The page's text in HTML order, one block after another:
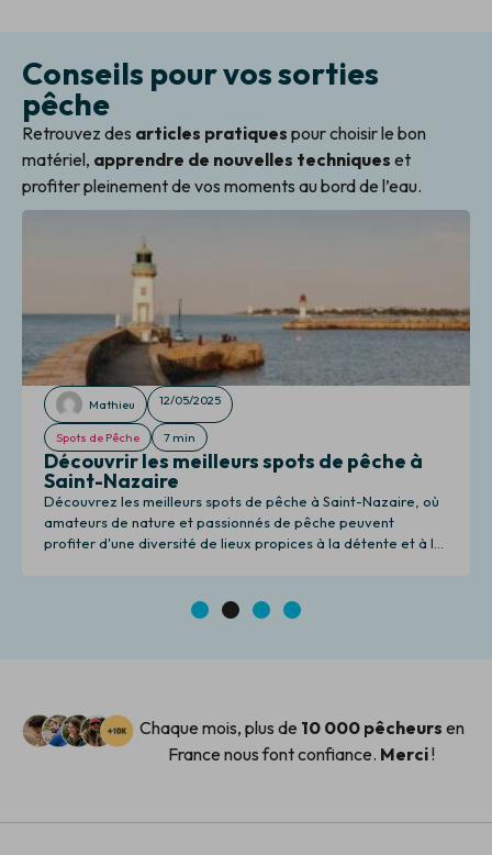
Conseils pour vos sorties
pêche
Retrouvez des articles pratiques pour choisir le bon
matériel, apprendre de nouvelles techniques et
profiter pleinement de vos moments au bord de l’eau.
Mathieu 12/05/2025
Spots de Pêche 7 min
Découvrir les meilleurs spots de pêche à
Saint-Nazaire
Découvrez les meilleurs spots de pêche à Saint-Nazaire, où
amateurs de nature et passionnés de pêche peuvent
profiter d'une diversité de lieux propices à la détente et à la
3 4
Chaque mois, plus de 10 000 pêcheurs en
France nous font confiance. Merci!